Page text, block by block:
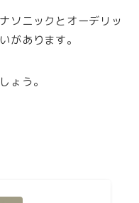
ソニックとオーデリッ
があります。
ょう。